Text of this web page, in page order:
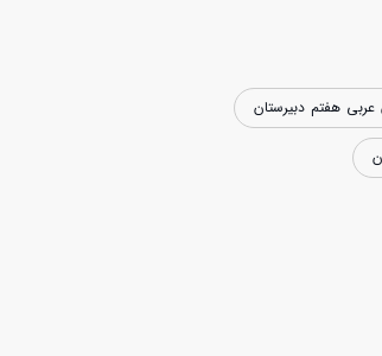
هفتم دبیرستان